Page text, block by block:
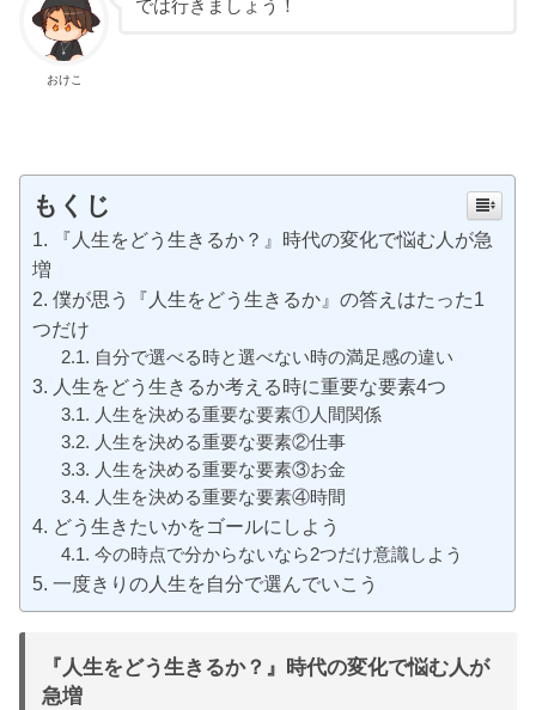
おけこ
では行きましょう！
もくじ
『人生をどう生きるか？』時代の変化で悩む人が急
増
僕が思う『人生をどう生きるか』の答えはたった1
つだけ
自分で選べる時と選べない時の満足感の違い
人生をどう生きるか考える時に重要な要素4つ
人生を決める重要な要素①人間関係
人生を決める重要な要素②仕事
人生を決める重要な要素③お金
人生を決める重要な要素④時間
どう生きたいかをゴールにしよう
今の時点で分からないなら2つだけ意識しよう
一度きりの人生を自分で選んでいこう
『人生をどう生きるか？』時代の変化で悩む人が
急増